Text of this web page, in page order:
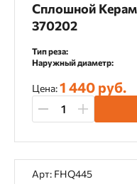
Сплошной
370202
Тип реза:
Наружный диаметр:
Цена:1 440 руб.
Арт: FHQ445